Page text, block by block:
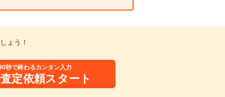
ょう！
秒で終わるカンタン入力
定依頼スタート